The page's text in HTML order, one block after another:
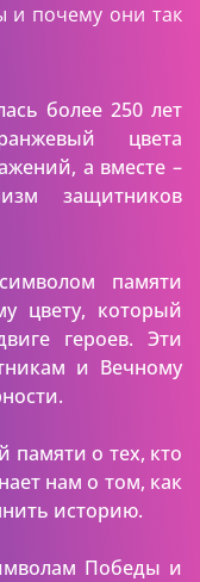
и почему они так
более 250 лет
цвета
а вместе –
защитников
памяти
цвету, который
героев. Эти
и Вечному
памяти о тех, кто
нам о том, как
историю.
Победы и